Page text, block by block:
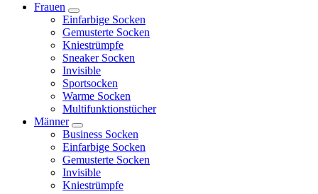
Frauen
Einfarbige Socken
Gemusterte Socken
Kniestrümpfe
Sneaker Socken
Invisible
Sportsocken
Warme Socken
Multifunktionstücher
Männer
Business Socken
Einfarbige Socken
Gemusterte Socken
Invisible
Kniestrümpfe